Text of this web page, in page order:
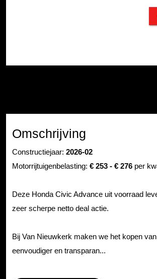
Omschrijving
Constructiejaar: 2026-02
Motorrijtuigenbelasting: € 253 - € 276 per
Deze Honda Civic Advance uit voorraad
zeer scherpe netto deal actie.
Bij Van Nieuwkerk maken we het kopen
eenvoudiger en transparan...